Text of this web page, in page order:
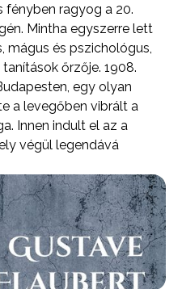
fényben ragyog a 20.
Mintha egyszerre lett
és pszichológus,
őrzője. 1908.
egy olyan
a levegőben vibrált a
Innen indult el az a
végül legendává